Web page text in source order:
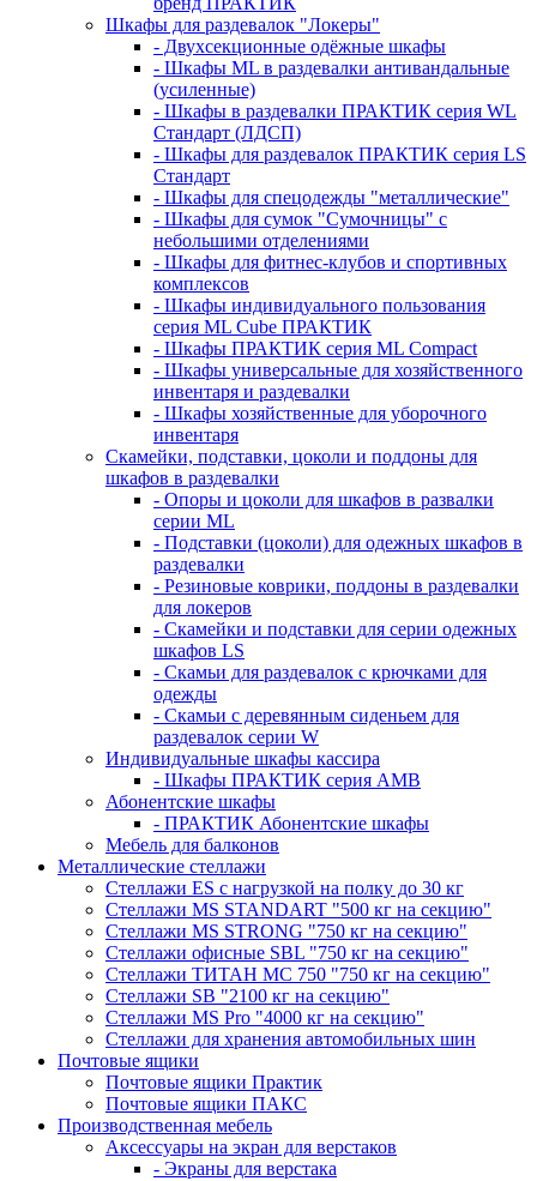
Шкафы для раздевалок "Локеры"
- Двухсекционные одёжные шкафы
- Шкафы ML в раздевалки антивандальные
(усиленные)
- Шкафы в раздевалки ПРАКТИК серия WL
Стандарт (ЛДСП)
- Шкафы для раздевалок ПРАКТИК серия LS
Стандарт
- Шкафы для спецодежды "металлические"
- Шкафы для сумок "Сумочницы" с
небольшими отделениями
- Шкафы для фитнес-клубов и спортивных
комплексов
- Шкафы индивидуального пользования
серия ML Cube ПРАКТИК
- Шкафы ПРАКТИК серия ML Compact
- Шкафы универсальные для хозяйственного
инвентаря и раздевалки
- Шкафы хозяйственные для уборочного
инвентаря
Скамейки, подставки, цоколи и поддоны для
шкафов в раздевалки
- Опоры и цоколи для шкафов в развалки
серии ML
- Подставки (цоколи) для одежных шкафов в
раздевалки
- Резиновые коврики, поддоны в раздевалки
для локеров
- Скамейки и подставки для серии одежных
шкафов LS
- Скамьи для раздевалок с крючками для
одежды
- Скамьи с деревянным сиденьем для
раздевалок серии W
Индивидуальные шкафы кассира
- Шкафы ПРАКТИК серия AMB
Абонентские шкафы
- ПРАКТИК Абонентские шкафы
Мебель для балконов
Металлические стеллажи
Стеллажи ES с нагрузкой на полку до 30 кг
Стеллажи MS STANDART "500 кг на секцию"
Стеллажи MS STRONG "750 кг на секцию"
Стеллажи офисные SBL "750 кг на секцию"
Стеллажи ТИТАН МС 750 "750 кг на секцию"
Стеллажи SB "2100 кг на секцию"
Стеллажи MS Pro "4000 кг на секцию"
Стеллажи для хранения автомобильных шин
Почтовые ящики
Почтовые ящики Практик
Почтовые ящики ПАКС
Производственная мебель
Аксессуары на экран для верстаков
- Экраны для верстака